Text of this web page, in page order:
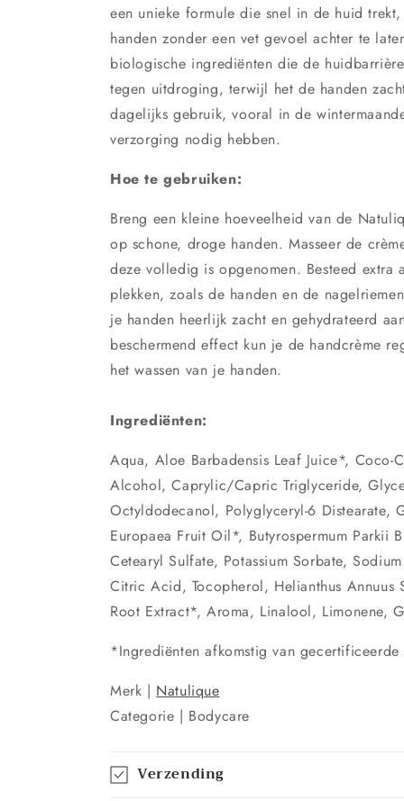
een unieke formule die snel in de huid
handen zonder een vet gevoel achter te
biologische ingrediënten die de
tegen uitdroging, terwijl het de handen
dagelijks gebruik, vooral in de
verzorging nodig hebben.
Hoe te gebruiken:
Breng een kleine hoeveelheid van de
op schone, droge handen. Masseer de
deze volledig is opgenomen. Besteed extra
plekken, zoals de handen en de
je handen heerlijk zacht en gehydrateerd
beschermend effect kun je de handcrème
het wassen van je handen.
Ingrediënten:
Aqua, Aloe Barbadensis Leaf Juice*, Coco-
Alcohol, Caprylic/Capric Triglyceride,
Octyldodecanol, Polyglyceryl-6 Distearate,
Europaea Fruit Oil*, Butyrospermum Parkii
Cetearyl Sulfate, Potassium Sorbate,
Citric Acid, Tocopherol, Helianthus
Root Extract*, Aroma, Linalool, Limonene,
*Ingrediënten afkomstig van
Merk | Natulique
Categorie | Bodycare
Verzending